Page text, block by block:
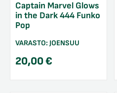
Captain Marvel Glows
in the Dark 444 Funko
Pop
VARASTO: JOENSUU
20,00€